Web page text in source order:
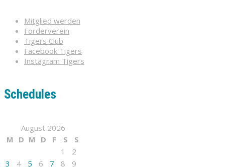
Mitglied werden
Förderverein
Tigers Club
Facebook Tigers
Instagram Tigers
Schedules
August 2026
M D M D F S
S
1
2
3
4 5 6 7 8
9